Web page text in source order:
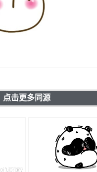
点击更多同源